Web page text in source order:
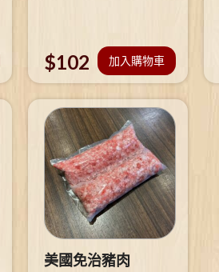
$102 加入購物車
美國免治豬肉